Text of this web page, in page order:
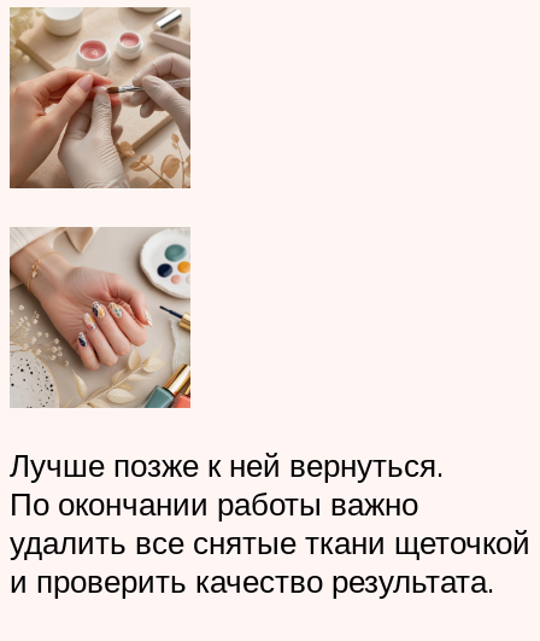
Лучше позже к ней вернуться.
По окончании работы важно
удалить все снятые ткани щеточкой
и проверить качество результата.